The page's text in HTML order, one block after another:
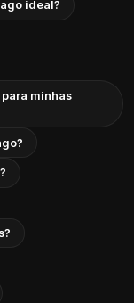
ideal?
minhas